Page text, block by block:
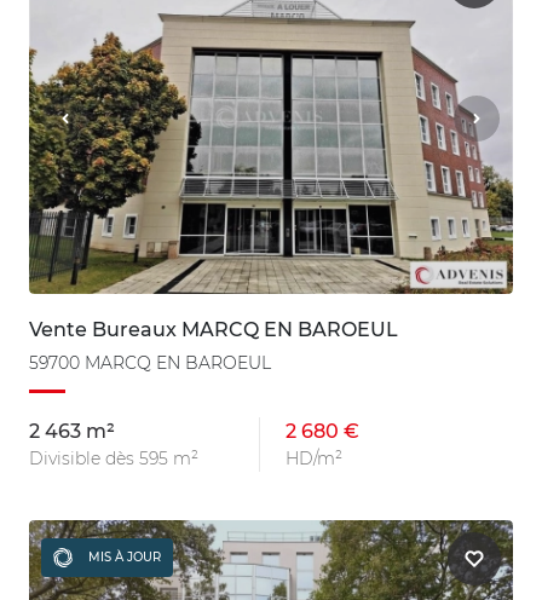
Vente Bureaux MARCQ EN BAROEUL
59700 MARCQ EN BAROEUL
2 463 m²
Divisible dès 595 m²
2 680 €
HD/m²
MIS À JOUR